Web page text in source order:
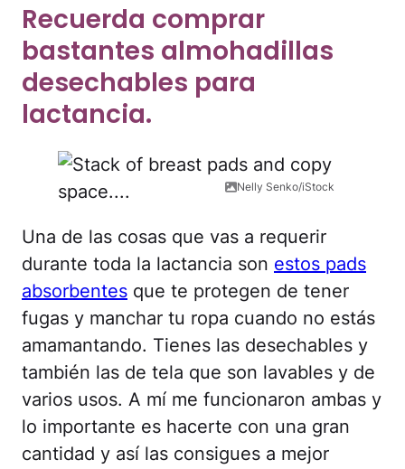
Recuerda comprar
bastantes almohadillas
desechables para
lactancia.
Nelly Senko/iStock
Una de las cosas que vas a requerir
durante toda la lactancia son estos pads
absorbentes que te protegen de tener
fugas y manchar tu ropa cuando no estás
amamantando. Tienes las desechables y
también las de tela que son lavables y de
varios usos. A mí me funcionaron ambas y
lo importante es hacerte con una gran
cantidad y así las consigues a mejor